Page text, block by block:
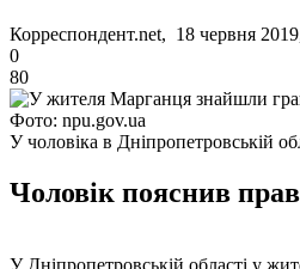
Корреспондент.net, 18 червня
0
80
Фото: npu.gov.ua
У чоловіка в Дніпропетровській
Чоловік пояснив
У Дніпропетровській області у